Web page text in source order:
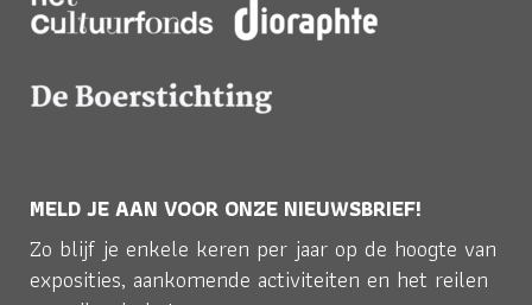
MELD JE AAN VOOR ONZE NIEUWSBRIEF!
Zo blijf je enkele keren per jaar op de hoogte van
exposities, aankomende activiteiten en het reilen